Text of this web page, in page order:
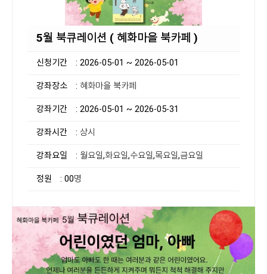
5월 북큐레이션 ( 혜화마을 북카페 )
신청기간 : 2026-05-01 ~ 2026-05-01
강좌장소 : 혜화마을 북카페
강좌기간 : 2026-05-01 ~ 2026-05-31
강좌시간 : 상시
강좌요일 : 월요일,화요일,수요일,목요일,금요일
정원 : 00명